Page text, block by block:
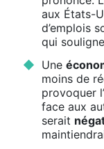
aux États-
d’emplois
qui
Une
moins de
provoquer l’
face aux
serait